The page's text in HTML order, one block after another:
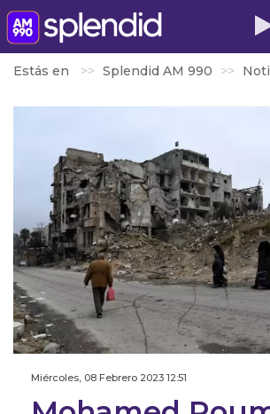
Estás en Splendid AM 990
Miércoles, 08 Febrero 2023 12:51